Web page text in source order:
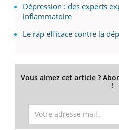
Dépression : des experts
inflammatoire
Le rap efficace contre la
Vous aimez cet article ?
!